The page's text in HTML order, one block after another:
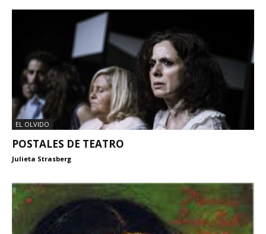
EL OLVIDO
POSTALES DE TEATRO
Julieta Strasberg